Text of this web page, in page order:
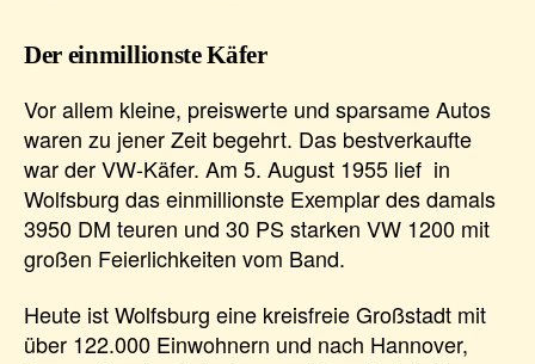
Der einmillionste Käfer
Vor allem kleine, preiswerte und sparsame Autos
waren zu jener Zeit begehrt. Das bestverkaufte
war der VW-Käfer. Am 5. August 1955 lief in
Wolfsburg das einmillionste Exemplar des damals
3950 DM teuren und 30 PS starken VW 1200 mit
großen Feierlichkeiten vom Band.
Heute ist Wolfsburg eine kreisfreie Großstadt mit
über 122.000 Einwohnern und nach Hannover,